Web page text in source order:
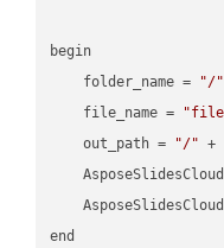
begin
    folder_name =
"/"
    file_name =
    out_path =
"/" +